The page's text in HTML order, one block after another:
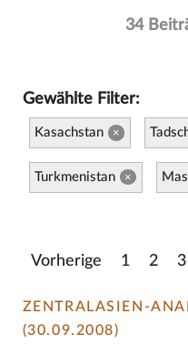
34
Gewählte Filter:
Kasachstan ×
Turkmenistan ×
Vorherige 1 2 3
ZENTRALASIEN-
(30.09.2008)